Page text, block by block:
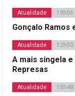
Atualidade 19h06
Gonçalo Ramos
Atualidade 12h00
A mais singela
Represas
Atualidade 15h48